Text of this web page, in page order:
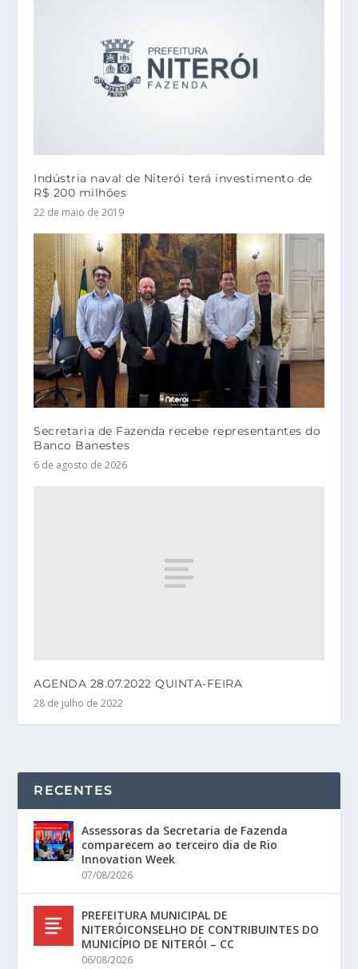
Indústria naval de Niterói terá investimento de
R$ 200 milhões
22 de maio de 2019
Secretaria de Fazenda recebe representantes do
Banco Banestes
6 de agosto de 2026
AGENDA 28.07.2022 QUINTA-FEIRA
28 de julho de 2022
RECENTES
Assessoras da Secretaria de Fazenda
comparecem ao terceiro dia de Rio
Innovation Week
07/08/2026
PREFEITURA MUNICIPAL DE
NITERÓICONSELHO DE CONTRIBUINTES DO
MUNICÍPIO DE NITERÓI – CC
06/08/2026